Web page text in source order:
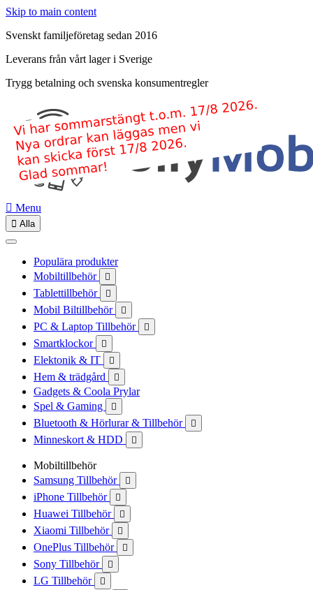
Skip to main content
Svenskt familjeföretag sedan 2016
Leverans från vårt lager i Sverige
Trygg betalning och svenska konsumentregler
 Menu
 Alla
Populära produkter
Mobiltillbehör

Tablettillbehör 
Mobil Biltillbehör 
PC & Laptop Tillbehör 
Smartklockor 
Elektonik & IT 
Hem & trädgård 
Gadgets & Coola Prylar
Spel & Gaming

Bluetooth & Hörlurar & Tillbehör 
Minneskort & HDD 
Mobiltillbehör
Samsung Tillbehör

iPhone Tillbehör 
Huawei Tillbehör 
Xiaomi Tillbehör 
OnePlus Tillbehör 
Sony Tillbehör 
LG Tillbehör 